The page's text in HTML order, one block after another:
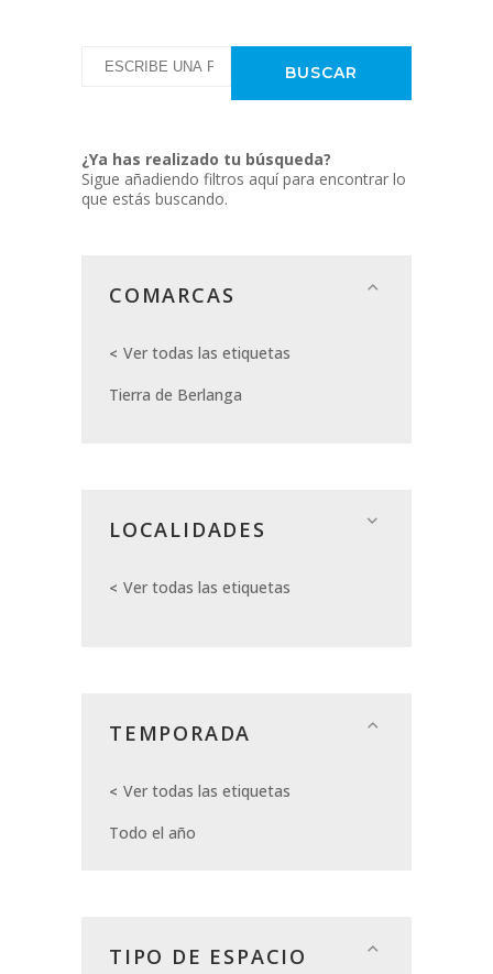
¿Ya has realizado tu búsqueda?
Sigue añadiendo filtros aquí para encontrar lo
que estás buscando.
COMARCAS
Ver todas las etiquetas
Tierra de Berlanga
LOCALIDADES
Ver todas las etiquetas
TEMPORADA
Ver todas las etiquetas
Todo el año
TIPO DE ESPACIO